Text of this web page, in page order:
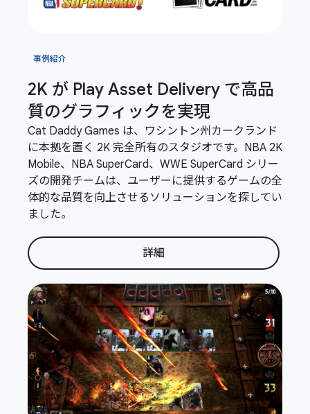
事例紹介
2K が Play Asset Delivery で高品
質のグラフィックを実現
Cat Daddy Games は、ワシントン州カークランド
に本拠を置く 2K 完全所有のスタジオです。NBA 2K
Mobile、NBA SuperCard、WWE SuperCard シリー
ズの開発チームは、ユーザーに提供するゲームの全
体的な品質を向上させるソリューションを探してい
ました。
詳細